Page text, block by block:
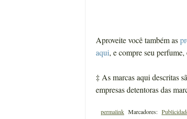
Aproveite você também as
aqui, e compre seu
‡ As marcas aqui descritas
empresas detentoras das
permalink Marcadores: